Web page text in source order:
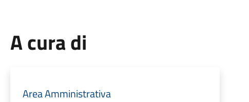
A cura di
Area Amministrativa